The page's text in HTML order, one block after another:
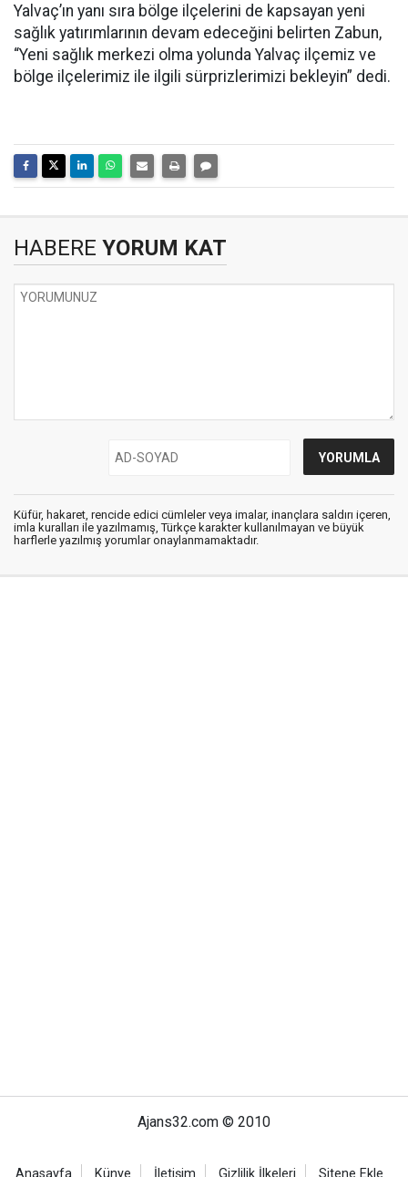
Yalvaç’ın yanı sıra bölge ilçelerini de kapsayan yeni
sağlık yatırımlarının devam edeceğini belirten Zabun,
“Yeni sağlık merkezi olma yolunda Yalvaç ilçemiz ve
bölge ilçelerimiz ile ilgili sürprizlerimizi bekleyin” dedi.
HABERE YORUM KAT
Küfür, hakaret, rencide edici cümleler veya imalar, inançlara saldırı içeren,
imla kuralları ile yazılmamış, Türkçe karakter kullanılmayan ve büyük
harflerle yazılmış yorumlar onaylanmamaktadır.
Ajans32.com © 2010
Anasayfa Künye İletişim Gizlilik İlkeleri Sitene Ekle